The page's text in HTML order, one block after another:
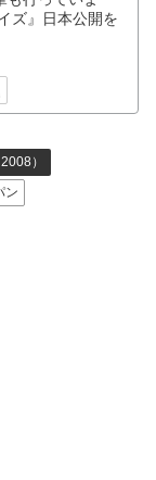
ズ』日本公開を
）
ン